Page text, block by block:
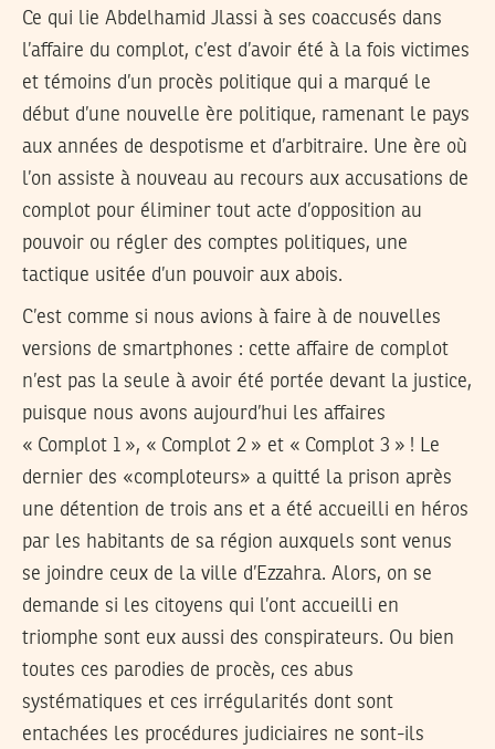
Ce qui lie Abdelhamid Jlassi à ses coaccusés dans
l’affaire du complot, c’est d’avoir été à la fois victimes
et témoins d’un procès politique qui a marqué le
début d’une nouvelle ère politique, ramenant le pays
aux années de despotisme et d’arbitraire. Une ère où
l’on assiste à nouveau au recours aux accusations de
complot pour éliminer tout acte d’opposition au
pouvoir ou régler des comptes politiques, une
tactique usitée d’un pouvoir aux abois.
C’est comme si nous avions à faire à de nouvelles
versions de smartphones : cette affaire de complot
n’est pas la seule à avoir été portée devant la justice,
puisque nous avons aujourd’hui les affaires
« Complot 1 », « Complot 2 » et « Complot 3 » ! Le
dernier des «comploteurs» a quitté la prison après
une détention de trois ans et a été accueilli en héros
par les habitants de sa région auxquels sont venus
se joindre ceux de la ville d’Ezzahra. Alors, on se
demande si les citoyens qui l’ont accueilli en
triomphe sont eux aussi des conspirateurs. Ou bien
toutes ces parodies de procès, ces abus
systématiques et ces irrégularités dont sont
entachées les procédures judiciaires ne sont-ils